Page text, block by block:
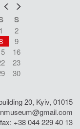
Prev
S
1
2
9
16
23
30
20, Kyiv, 01015
+38 044 229 40 13